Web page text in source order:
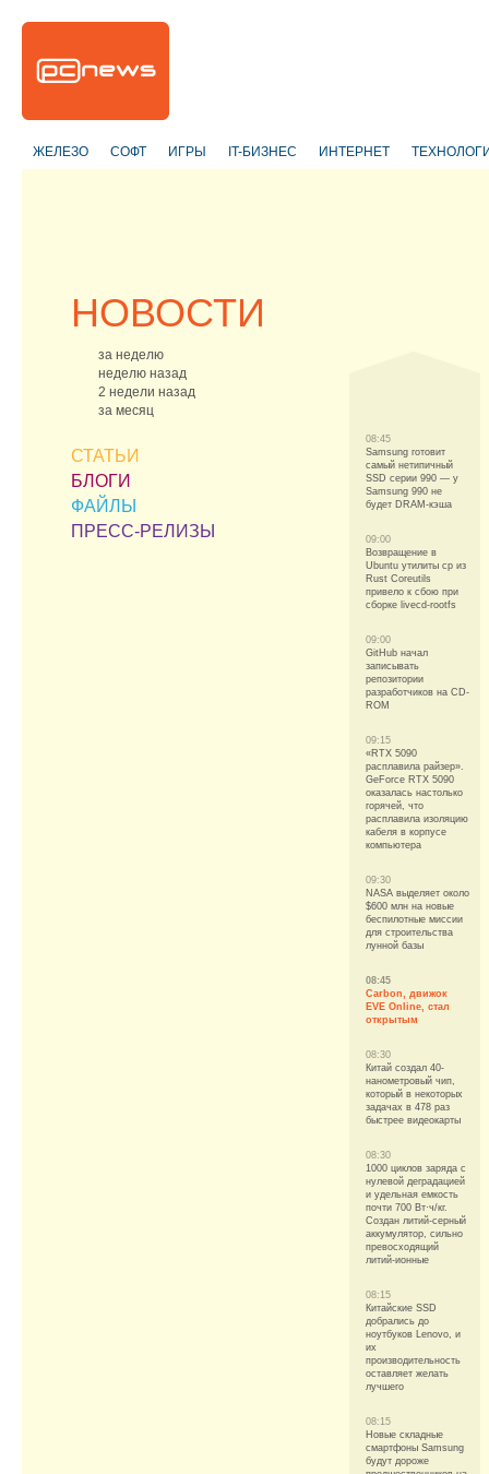
ЖЕЛЕЗО СОФТ ИГРЫ IT-БИЗНЕС ИНТЕРНЕТ
НОВОСТИ
за неделю
неделю назад
2 недели назад
за месяц
СТАТЬИ
БЛОГИ
ФАЙЛЫ
ПРЕСС-РЕЛИЗЫ
08:45
Samsung готовит
самый нетипичный
SSD серии 990 — у
Samsung 990 не
будет DRAM-кэша
09:00
Возвращение в
Ubuntu утилиты cp из
Rust Coreutils
привело к сбою при
сборке livecd-rootfs
09:00
GitHub начал
записывать
репозитории
разработчиков на CD-
ROM
09:15
«RTX 5090
расплавила райзер».
GeForce RTX 5090
оказалась настолько
горячей, что
расплавила изоляцию
кабеля в корпусе
компьютера
09:30
NASA выделяет около
$600 млн на новые
беспилотные миссии
для строительства
лунной базы
08:45
Carbon, движок
EVE Online, стал
открытым
08:30
Китай создал 40-
нанометровый чип,
который в некоторых
задачах в 478 раз
быстрее видеокарты
08:30
1000 циклов заряда с
нулевой деградацией
и удельная емкость
почти 700 Вт·ч/кг.
Создан литий-серный
аккумулятор, сильно
превосходящий
литий-ионные
08:15
Китайские SSD
добрались до
ноутбуков Lenovo, и
их
производительность
оставляет желать
лучшего
08:15
Новые складные
смартфоны Samsung
будут дороже